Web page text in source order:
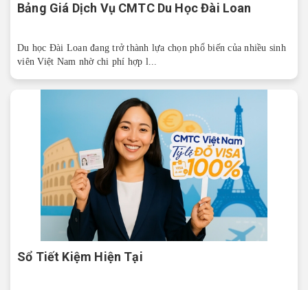
Bảng Giá Dịch Vụ CMTC Du Học Đài Loan
Du học Đài Loan đang trở thành lựa chọn phổ biến của nhiều sinh
viên Việt Nam nhờ chi phí hợp l...
Sổ Tiết Kiệm Hiện Tại